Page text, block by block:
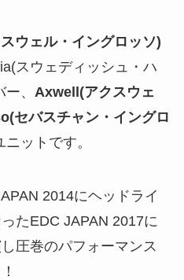
ウェル・イングロッソ)
スウェディッシュ・ハ
、 Axwell(アクスウェ
セバスチャン・イングロ
ットです。
2014にヘッドライ
たEDC JAPAN 2017に
圧巻のパフォーマンス